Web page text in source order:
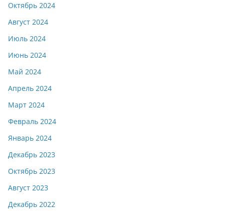
Октябрь 2024
Август 2024
Июль 2024
Июнь 2024
Май 2024
Апрель 2024
Март 2024
Февраль 2024
Январь 2024
Декабрь 2023
Октябрь 2023
Август 2023
Декабрь 2022